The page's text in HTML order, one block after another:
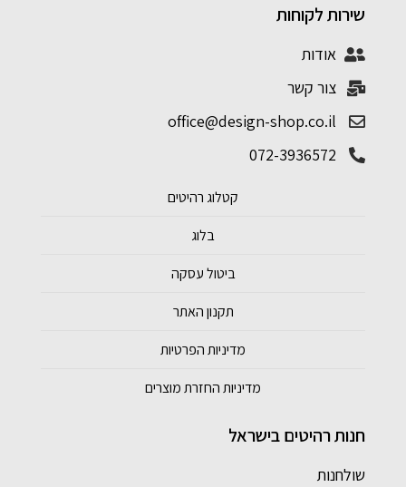
שירות לקוחות
אודות
צור קשר
office@design-shop.co.il
072-3936572
קטלוג רהיטים
בלוג
ביטול עסקה
תקנון האתר
מדיניות הפרטיות
מדיניות החזרת מוצרים
חנות רהיטים בישראל
שולחנות